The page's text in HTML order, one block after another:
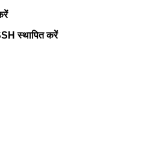
स्थापित करें